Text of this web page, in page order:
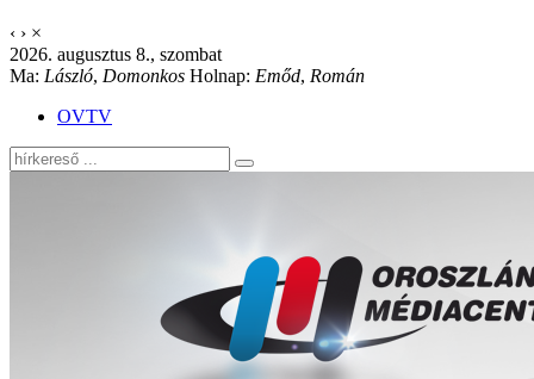
‹ › ×
2026. augusztus 8., szombat
Ma: László, Domonkos Holnap: Emőd, Román
OVTV